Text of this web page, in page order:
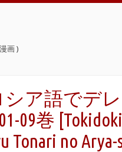
画 )
ア語でデ
09巻
Tonari no